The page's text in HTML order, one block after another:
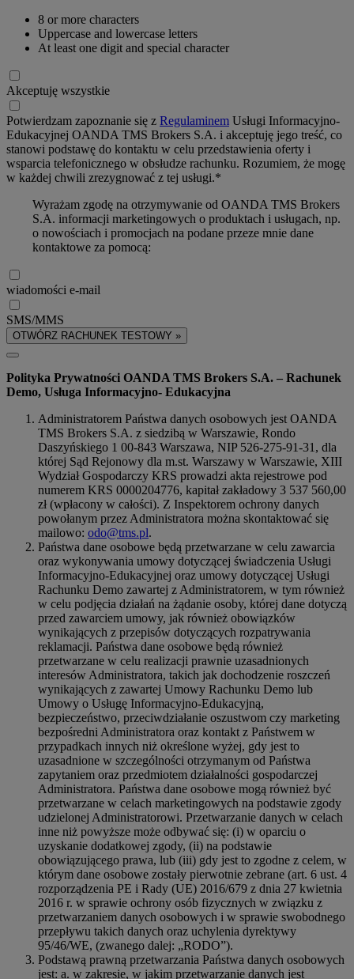
8 or more characters
Uppercase and lowercase letters
At least one digit and special character
Akceptuję wszystkie
Potwierdzam zapoznanie się z Regulaminem Usługi Informacyjno-
Edukacyjnej OANDA TMS Brokers S.A. i akceptuję jego treść, co
stanowi podstawę do kontaktu w celu przedstawienia oferty i
wsparcia telefonicznego w obsłudze rachunku. Rozumiem, że mogę
w każdej chwili zrezygnować z tej usługi.*
Wyrażam zgodę na otrzymywanie od OANDA TMS Brokers
S.A. informacji marketingowych o produktach i usługach, np.
o nowościach i promocjach na podane przeze mnie dane
kontaktowe za pomocą:
wiadomości e-mail
SMS/MMS
OTWÓRZ RACHUNEK TESTOWY »
Polityka Prywatności OANDA TMS Brokers S.A. – Rachunek
Demo, Usługa Informacyjno- Edukacyjna
Administratorem Państwa danych osobowych jest OANDA
TMS Brokers S.A. z siedzibą w Warszawie, Rondo
Daszyńskiego 1 00-843 Warszawa, NIP 526-275-91-31, dla
której Sąd Rejonowy dla m.st. Warszawy w Warszawie, XIII
Wydział Gospodarczy KRS prowadzi akta rejestrowe pod
numerem KRS 0000204776, kapitał zakładowy 3 537 560,00
zł (wpłacony w całości). Z Inspektorem ochrony danych
powołanym przez Administratora można skontaktować się
mailowo: odo@tms.pl.
Państwa dane osobowe będą przetwarzane w celu zawarcia
oraz wykonywania umowy dotyczącej świadczenia Usługi
Informacyjno-Edukacyjnej oraz umowy dotyczącej Usługi
Rachunku Demo zawartej z Administratorem, w tym również
w celu podjęcia działań na żądanie osoby, której dane dotyczą
przed zawarciem umowy, jak również obowiązków
wynikających z przepisów dotyczących rozpatrywania
reklamacji. Państwa dane osobowe będą również
przetwarzane w celu realizacji prawnie uzasadnionych
interesów Administratora, takich jak dochodzenie roszczeń
wynikających z zawartej Umowy Rachunku Demo lub
Umowy o Usługę Informacyjno-Edukacyjną,
bezpieczeństwo, przeciwdziałanie oszustwom czy marketing
bezpośredni Administratora oraz kontakt z Państwem w
przypadkach innych niż określone wyżej, gdy jest to
uzasadnione w szczególności otrzymanym od Państwa
zapytaniem oraz przedmiotem działalności gospodarczej
Administratora. Państwa dane osobowe mogą również być
przetwarzane w celach marketingowych na podstawie zgody
udzielonej Administratorowi. Przetwarzanie danych w celach
inne niż powyższe może odbywać się: (i) w oparciu o
uzyskanie dodatkowej zgody, (ii) na podstawie
obowiązującego prawa, lub (iii) gdy jest to zgodne z celem, w
którym dane osobowe zostały pierwotnie zebrane (art. 6 ust. 4
rozporządzenia PE i Rady (UE) 2016/679 z dnia 27 kwietnia
2016 r. w sprawie ochrony osób fizycznych w związku z
przetwarzaniem danych osobowych i w sprawie swobodnego
przepływu takich danych oraz uchylenia dyrektywy
95/46/WE, (zwanego dalej: „RODO”).
Podstawą prawną przetwarzania Państwa danych osobowych
jest: a. w zakresie, w jakim przetwarzanie danych jest